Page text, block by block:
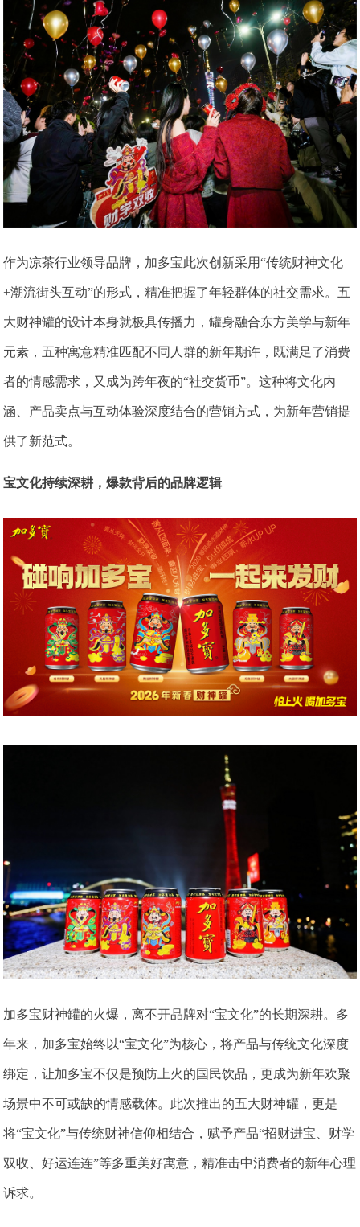
作为凉茶行业领导品牌，加多宝此次创新采用“传统财神文化
+潮流街头互动”的形式，精准把握了年轻群体的社交需求。五
大财神罐的设计本身就极具传播力，罐身融合东方美学与新年
元素，五种寓意精准匹配不同人群的新年期许，既满足了消费
者的情感需求，又成为跨年夜的“社交货币”。这种将文化内
涵、产品卖点与互动体验深度结合的营销方式，为新年营销提
供了新范式。
宝文化持续深耕，爆款背后的品牌逻辑
加多宝财神罐的火爆，离不开品牌对“宝文化”的长期深耕。多
年来，加多宝始终以“宝文化”为核心，将产品与传统文化深度
绑定，让加多宝不仅是预防上火的国民饮品，更成为新年欢聚
场景中不可或缺的情感载体。此次推出的五大财神罐，更是
将“宝文化”与传统财神信仰相结合，赋予产品“招财进宝、财学
双收、好运连连”等多重美好寓意，精准击中消费者的新年心理
诉求。